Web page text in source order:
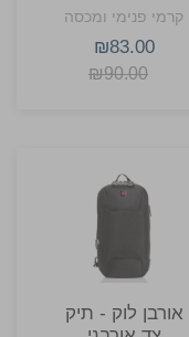
קרמי פנימי ומכסה
החלקה לשתייה
נוחה בדרכים.
₪83.00
₪90.00
אורבן לוק - תיק